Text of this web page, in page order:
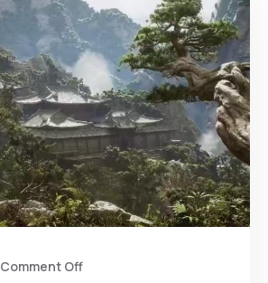
Comment Off